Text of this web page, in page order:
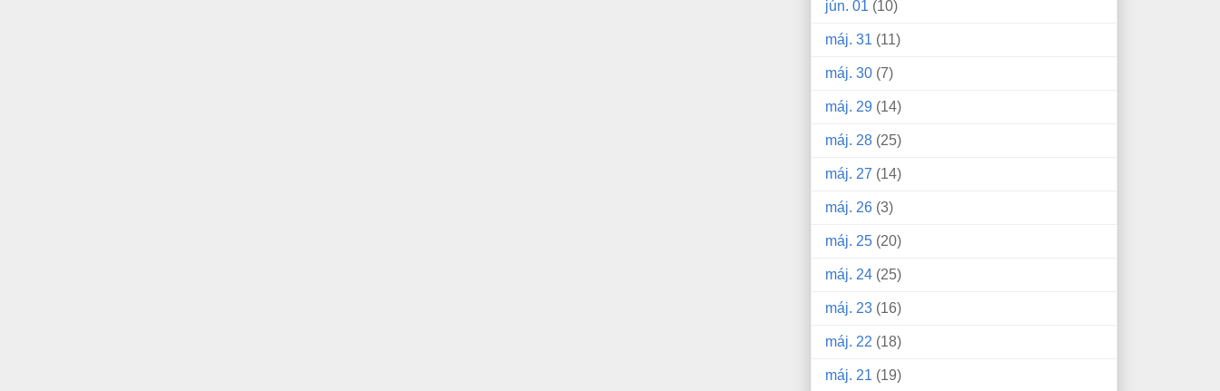
jún. 01 (10)
máj. 31 (11)
máj. 30 (7)
máj. 29 (14)
máj. 28 (25)
máj. 27 (14)
máj. 26 (3)
máj. 25 (20)
máj. 24 (25)
máj. 23 (16)
máj. 22 (18)
máj. 21 (19)